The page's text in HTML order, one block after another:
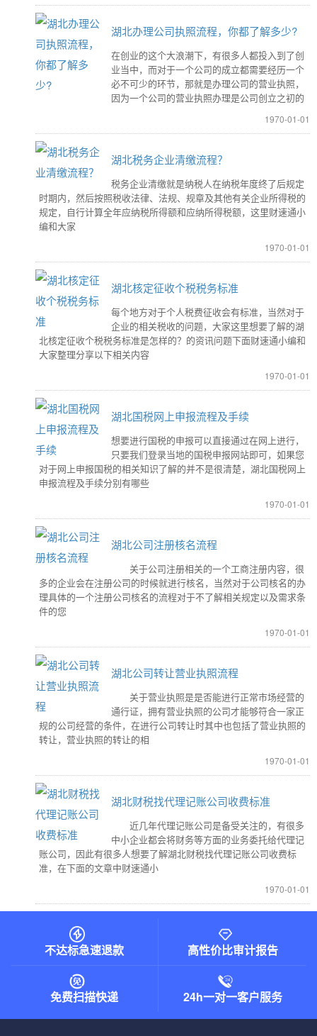
湖北办理公司执照流程，你都了解多少?
在创业的这个大浪潮下，有很多人都投入到了创
业当中，而对于一个公司的成立都需要经历一个
必不可少的环节，那就是办理公司的营业执照，
因为一个公司的营业执照办理是公司创立之初的
1970-01-01
湖北税务企业清缴流程？
税务企业清缴就是纳税人在纳税年度终了后规定
时期内，然后按照税收法律、法规、规章及其他有关企业所得税的
规定，自行计算全年应纳税所得额和应纳所得税额，这里财速通小
编和大家
1970-01-01
湖北核定征收个税税务标准
每个地方对于个人税费征收会有标准，当然对于
企业的相关税收的问题，大家这里想要了解的湖
北核定征收个税税务标准是怎样的？的资讯问题下面财速通小编和
大家整理分享以下相关内容
1970-01-01
湖北国税网上申报流程及手续
想要进行国税的申报可以直接通过在网上进行，
只要我们登录当地的国税申报网站即可，如果您
对于网上申报国税的相关知识了解的并不是很清楚，湖北国税网上
申报流程及手续分别有哪些
1970-01-01
湖北公司注册核名流程
关于公司注册相关的一个工商注册内容，很
多的企业会在注册公司的时候就进行核名，当然对于公司核名的办
理具体的一个注册公司核名的流程对于不了解相关规定以及需求条
件的您
1970-01-01
湖北公司转让营业执照流程
关于营业执照是是否能进行正常市场经营的
通行证，拥有营业执照的公司才能够符合一家正
规的公司经营的条件，在进行公司转让时其中也包括了营业执照的
转让，营业执照的转让的相
1970-01-01
湖北财税找代理记账公司收费标准
近几年代理记账公司是备受关注的，有很多
中小企业都会将财务等方面的业务委托给代理记
账公司，因此有很多人想要了解湖北财税找代理记账公司收费标
准，在下面的文章中财速通小
1970-01-01
不达标急速退款 高性价比审计报告
免费扫描快递 24h一对一客户服务